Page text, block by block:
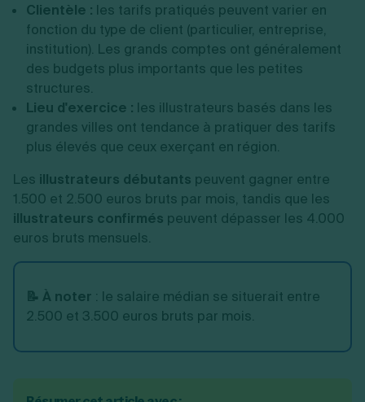
Clientèle : les tarifs pratiqués peuvent varier en
fonction du type de client (particulier, entreprise,
institution). Les grands comptes ont généralement
des budgets plus importants que les petites
structures.
Lieu d'exercice : les illustrateurs basés dans les
grandes villes ont tendance à pratiquer des tarifs
plus élevés que ceux exerçant en région.
Les illustrateurs débutants peuvent gagner entre
1.500 et 2.500 euros bruts par mois, tandis que les
illustrateurs confirmés peuvent dépasser les 4.000
euros bruts mensuels.
📝 À noter : le salaire médian se situerait entre
2.500 et 3.500 euros bruts par mois.